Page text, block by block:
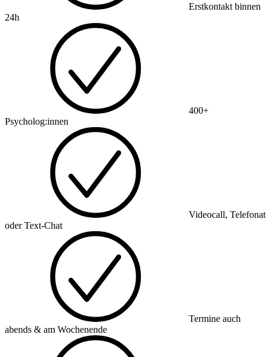
Erstkontakt binnen
24h
400+
Psycholog:innen
Videocall, Telefonat
oder Text-Chat
Termine auch
abends & am Wochenende